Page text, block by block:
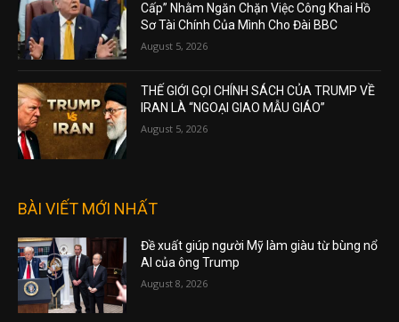
Cấp” Nhằm Ngăn Chặn Việc Công Khai Hồ
Sơ Tài Chính Của Mình Cho Đài BBC
August 5, 2026
THẾ GIỚI GỌI CHÍNH SÁCH CỦA TRUMP VỀ
IRAN LÀ “NGOẠI GIAO MẪU GIÁO”
August 5, 2026
BÀI VIẾT MỚI NHẤT
Đề xuất giúp người Mỹ làm giàu từ bùng nổ
AI của ông Trump
August 8, 2026